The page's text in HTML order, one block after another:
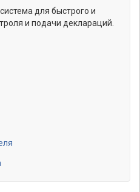
для быстрого и
и подачи деклараций.